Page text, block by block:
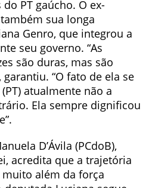
PT gaúcho. O ex-
sua longa
Genro, que integrou a
seu governo. “As
são duras, mas são
“O fato de ela se
atualmente não a
Ela sempre dignificou
D’Ávila (PCdoB),
acredita que a trajetória
muito além da força